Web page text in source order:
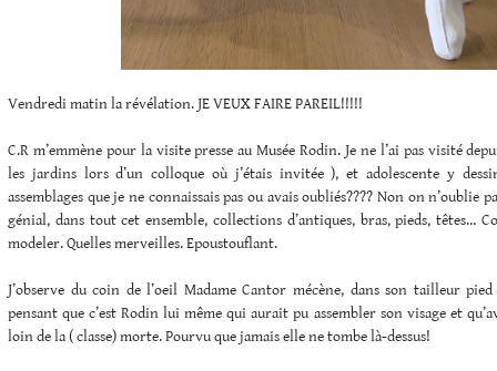
Vendredi matin la révélation. JE VEUX FAIRE PAREIL!!!!!
C.R m’emmène pour la visite presse au Musée Rodin. Je ne l’ai pas visité
les jardins lors d’un colloque où j’étais invitée ), et adolescente y
assemblages que je ne connaissais pas ou avais oubliés???? Non on n’oublie
génial, dans tout cet ensemble, collections d’antiques, bras, pieds, têtes…
modeler. Quelles merveilles. Epoustouflant.
J’observe du coin de l’oeil Madame Cantor mécène, dans son tailleur
pensant que c’est Rodin lui même qui aurait pu assembler son visage et
loin de la ( classe) morte. Pourvu que jamais elle ne tombe là-dessus!